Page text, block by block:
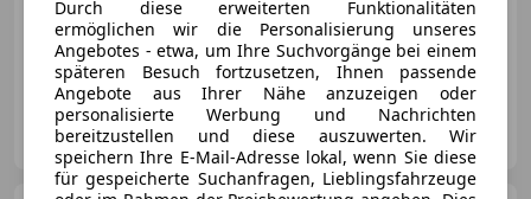
10/2016 91 346 km Diesel 90 kW (122 PS)
Martins Autohaus GmbH
AT-6881 Mellau
Durch diese erweiterten Funktionalitäten
ermöglichen wir die Personalisierung unseres
Angebotes - etwa, um Ihre Suchvorgänge bei einem
späteren Besuch fortzusetzen, Ihnen passende
Angebote aus Ihrer Nähe anzuzeigen oder
personalisierte Werbung und Nachrichten
bereitzustellen und diese auszuwerten. Wir
speichern Ihre E-Mail-Adresse lokal, wenn Sie diese
für gespeicherte Suchanfragen, Lieblingsfahrzeuge